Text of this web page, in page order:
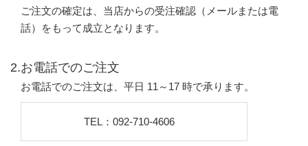
ご注文の確定は、当店からの受注確認（メールまたは電
話）をもって成立となります。
2.お電話でのご注文
お電話でのご注文は、平日 11～17 時で承ります。
TEL：092-710-4606